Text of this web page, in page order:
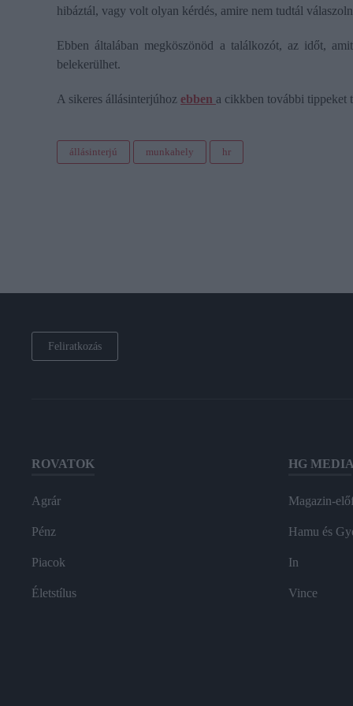
hibáztál, vagy volt olyan kérdés, amire nem tudtál
Ebben általában megköszönöd a találkozót, az időt,
belekerülhet.
A sikeres állásinterjúhoz ebben a cikkben további tippeket
állásinterjú munkahely hr
Feliratkozás
ROVATOK
Agrár
Pénz
Piacok
Életstílus
HG MEDIA
Magazin-
Hamu és
In
Vince